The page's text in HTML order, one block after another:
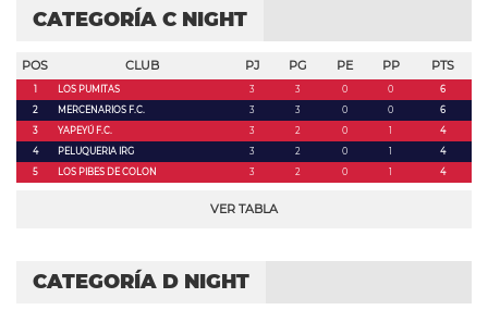
CATEGORÍA C NIGHT
POS CLUB PJ PG PE PP PTS
1 LOS PUMITAS 3 3 0 0
6
2
MERCENARIOS F.C. 3 3 0 0
6
3
YAPEYÚ F.C. 3 2 0 1
4
4
PELUQUERIA IRG 3 2 0 1
4
5
LOS PIBES DE COLON 3 2 0 1 4
VER TABLA
CATEGORÍA D NIGHT